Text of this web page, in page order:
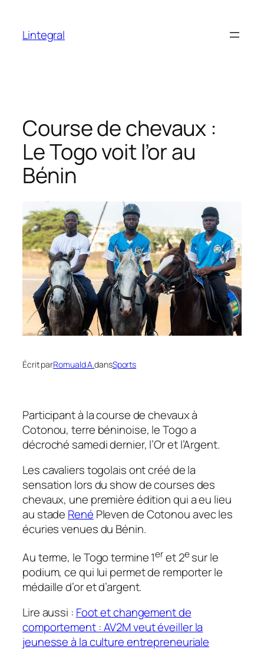
contenu
Lintegral
Course de chevaux :
Le Togo voit l’or au
Bénin
Écrit parRomuald A.dansSports
Participant à la course de chevaux à
Cotonou, terre béninoise, le Togo a
décroché samedi dernier, l’Or et l’Argent.
Les cavaliers togolais ont créé de la
sensation lors du show de courses des
chevaux, une première édition qui a eu lieu
au stade René Pleven de Cotonou avec les
écuries venues du Bénin.
Au terme, le Togo termine 1eret 2esur le
podium, ce qui lui permet de remporter le
médaille d’or et d’argent.
Lire aussi : Foot et changement de
comportement : AV2M veut éveiller la
jeunesse à la culture entrepreneuriale